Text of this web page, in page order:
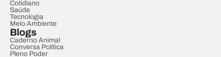
Cotidiano
Saúde
Tecnologia
Meio Ambiente
Blogs
Caderno Animal
Conversa Política
Pleno Poder